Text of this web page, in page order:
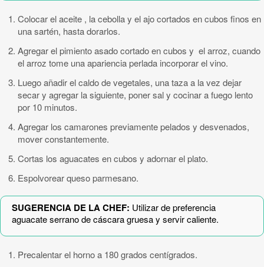
Colocar el aceite , la cebolla y el ajo cortados en cubos finos en
una sartén, hasta dorarlos.
Agregar el pimiento asado cortado en cubos y el arroz, cuando
el arroz tome una apariencia perlada incorporar el vino.
Luego añadir el caldo de vegetales, una taza a la vez dejar
secar y agregar la siguiente, poner sal y cocinar a fuego lento
por 10 minutos.
Agregar los camarones previamente pelados y desvenados,
mover constantemente.
Cortas los aguacates en cubos y adornar el plato.
Espolvorear queso parmesano.
SUGERENCIA DE LA CHEF: Utilizar de preferencia
aguacate serrano de cáscara gruesa y servir caliente.
Precalentar el horno a 180 grados centígrados.